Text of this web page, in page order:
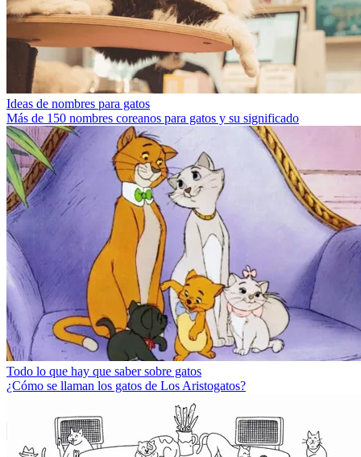
Ideas de nombres para gatos
Más de 150 nombres coreanos para gatos y su significado
Todo lo que hay que saber sobre gatos
¿Cómo se llaman los gatos de Los Aristogatos?